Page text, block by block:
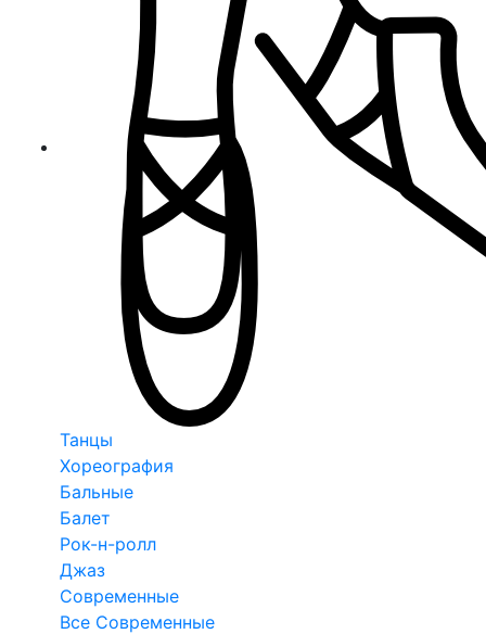
Танцы
Хореография
Бальные
Балет
Рок-н-ролл
Джаз
Современные
Все Современные